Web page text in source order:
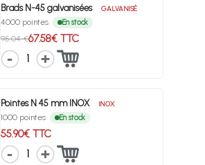
Brads N-45 galvanisées GALVANISÉ
4000 pointes En stock
95.04 €67.58€ TTC
1
Pointes N 45 mm INOX INOX
1000 pointes En stock
55.90€ TTC
1